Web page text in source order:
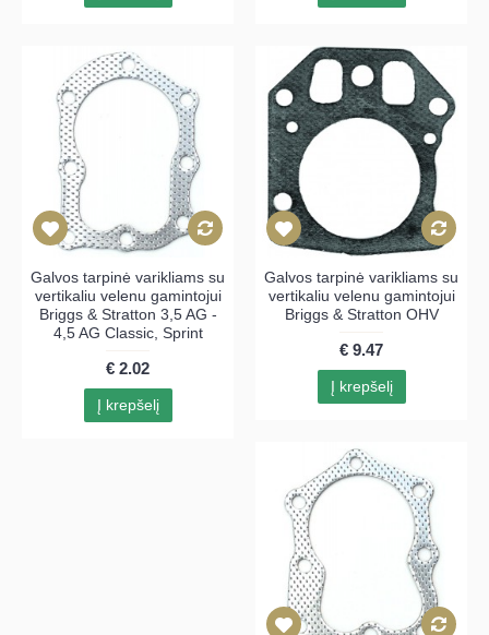
Galvos tarpinė varikliams su
vertikaliu velenu gamintojui
Briggs & Stratton 3,5 AG -
4,5 AG Classic, Sprint
€ 2.02
Į krepšelį
Galvos tarpinė varikliams su
vertikaliu velenu gamintojui
Briggs & Stratton OHV
€ 9.47
Į krepšelį